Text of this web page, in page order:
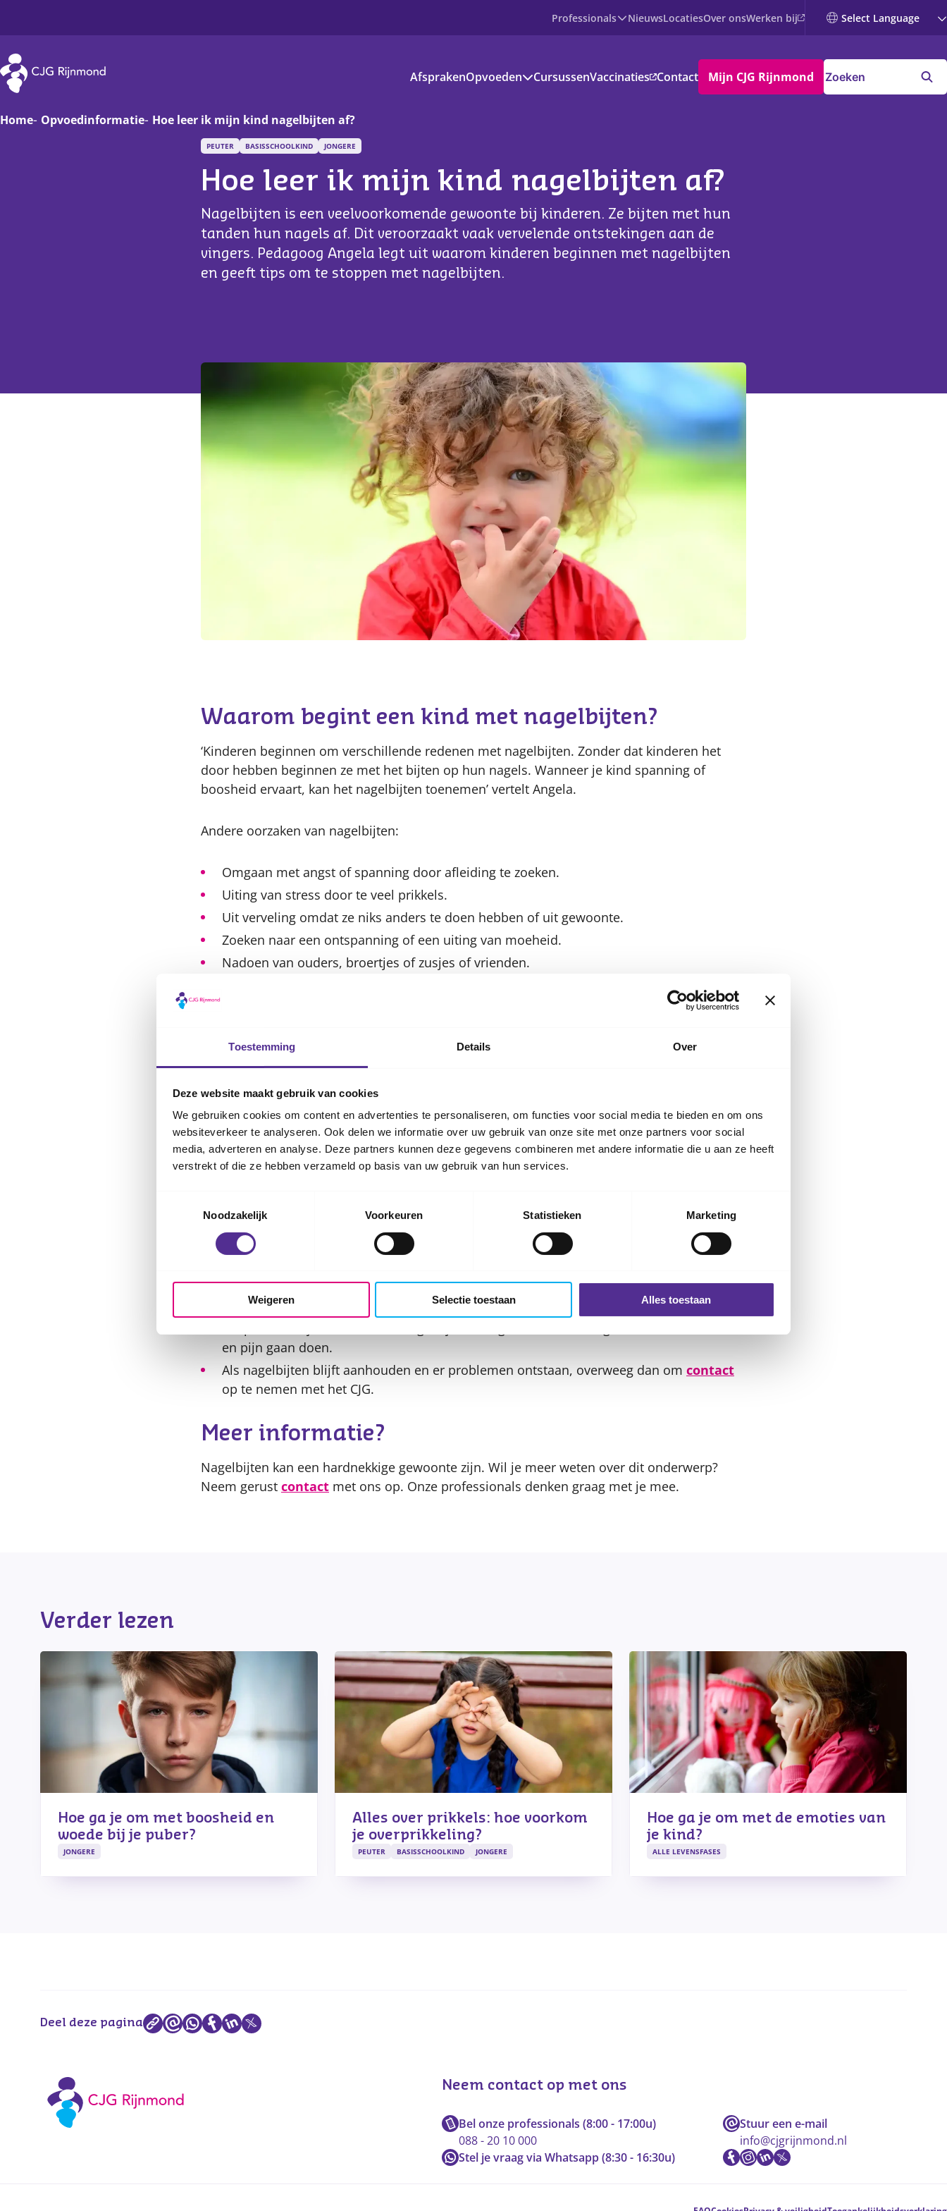
Toestemming Details Over
Deze website maakt gebruik van cookies
We gebruiken cookies om content en advertenties te personaliseren, om functies voor social media te bieden en om ons
websiteverkeer te analyseren. Ook delen we informatie over uw gebruik van onze site met onze partners voor social
media, adverteren en analyse. Deze partners kunnen deze gegevens combineren met andere informatie die u aan ze heeft
verstrekt of die ze hebben verzameld op basis van uw gebruik van hun services.
Noodzakelijk
Voorkeuren Statistieken Marketing
Weigeren Selectie toestaan Alles toestaan
Professionals
Prenataal
NieuwsLocatiesOver onsWerken bij
CJG Rijnmond
AfsprakenOpvoeden
Basisschoolkind
Opvoedinformatie
Vakantie en vrije tijd
Ons aanbod
Downloads
CursussenVaccinaties Contact Mijn CJG Rijnmond
Home Opvoedinformatie Hoe leer ik mijn kind nagelbijten af?
PEUTER BASISSCHOOLKIND JONGERE
Hoe leer ik mijn kind nagelbijten af?
Nagelbijten is een veelvoorkomende gewoonte bij kinderen. Ze bijten met hun
tanden hun nagels af. Dit veroorzaakt vaak vervelende ontstekingen aan de
vingers. Pedagoog Angela legt uit waarom kinderen beginnen met nagelbijten
en geeft tips om te stoppen met nagelbijten.
Content
Waarom begint een kind met nagelbijten?
‘Kinderen beginnen om verschillende redenen met nagelbijten. Zonder dat kinderen het
door hebben beginnen ze met het bijten op hun nagels. Wanneer je kind spanning of
boosheid ervaart, kan het nagelbijten toenemen’ vertelt Angela.
Andere oorzaken van nagelbijten:
Omgaan met angst of spanning door afleiding te zoeken.
Uiting van stress door te veel prikkels.
Uit verveling omdat ze niks anders te doen hebben of uit gewoonte.
Zoeken naar een ontspanning of een uiting van moeheid.
Nadoen van ouders, broertjes of zusjes of vrienden.
Tips om nagelbijten te stoppen
Angela legt uit: ‘Nagelbijten veroorzaakt mogelijk schade aan de nagelriemen of huid
Wat kun je als ouder doen om je kind te helpen stoppen met nagelbijten:
Probeer te achterhalen waarom je kind nagelbijt. Begint je kind met nagelbijten
vermoeidheid is, is het belangrijk dat je kind
voldoende slaapt
Beloon je kind wanneer het niet nagelbijt. Dit motiveert om de gewoonte te doorbreken.
Hierdoor raken kinderen afgeleid en bijten ze minder of niet meer op hun nagels.
Houd de nagels kort en netjes. Dit maakt het moeilijker om te bijten.
en pijn gaan doen.
Als nagelbijten blijft aanhouden en er problemen ontstaan, overweeg dan om contact
op te nemen met het CJG.
Meer informatie?
Nagelbijten kan een hardnekkige gewoonte zijn. Wil je meer weten over dit onderwerp?
Neem gerust contact met ons op. Onze professionals denken graag met je mee.
Verder lezen
Hoe ga je om met boosheid en
woede bij je puber?
JONGERE
Alles over prikkels: hoe voorkom
je overprikkeling?
PEUTER BASISSCHOOLKIND JONGERE
Hoe ga je om met de emoties van
je kind?
ALLE LEVENSFASES
Deel deze pagina
Neem contact op met ons
Bel onze professionals (8:00 - 17:00u)
088 - 20 10 000
Stel je vraag via Whatsapp (8:30 - 16:30u)
Stuur een e-mail
info@cjgrijnmond.nl